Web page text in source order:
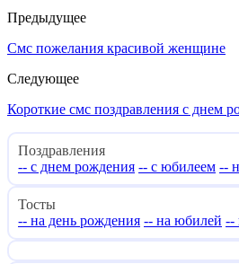
Предыдущее
Смс пожелания красивой женщине
Следующее
Короткие смс поздравления с днем
Поздравления
-- с днем рождения -- с юбилеем --
Тосты
-- на день рождения -- на юбилей --